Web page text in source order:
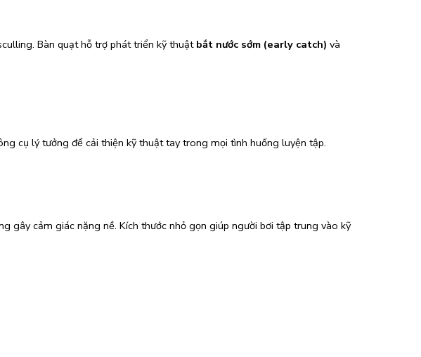
Bàn quạt hỗ trợ phát triển kỹ thuật bắt nước sớm (early catch) và
cụ lý tưởng để cải thiện kỹ thuật tay trong mọi tình huống luyện tập.
gây cảm giác nặng nề. Kích thước nhỏ gọn giúp người bơi tập trung vào kỹ